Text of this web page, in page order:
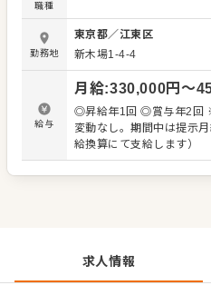
な業務は、単なる接客に
デュース」です。 スタジ
勝利の歓喜を間近に感じ
調理・提供を行います。
庫管理や機材準備、ブー
タッフの指揮・育成まで幅広く
醍醐味は、数万人規模の
を自分の手で動かす手応
する。その結果が売上や
は、この仕事ならではの快感です。 入社
原動力に、一生モノの現
タッフとして、あなたも
せんか。
職種
勤務地
東京都／江東区
新木場1-4-4
給与
月給:330,000円〜
◎昇給年1回 ◎賞与年2回 ※試用期間最長3ヶ月あり（給与
変動なし。期間中は提示
給換算にて支給します）
求人情報